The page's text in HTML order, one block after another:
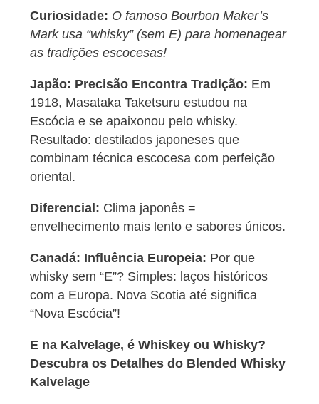
Curiosidade: O famoso Bourbon Maker’s
Mark usa “whisky” (sem E) para homenagear
as tradições escocesas!
Japão: Precisão Encontra Tradição: Em
1918, Masataka Taketsuru estudou na
Escócia e se apaixonou pelo whisky.
Resultado: destilados japoneses que
combinam técnica escocesa com perfeição
oriental.
Diferencial: Clima japonês =
envelhecimento mais lento e sabores únicos.
Canadá: Influência Europeia: Por que
whisky sem “E”? Simples: laços históricos
com a Europa. Nova Scotia até significa
“Nova Escócia”!
E na Kalvelage, é Whiskey ou Whisky?
Descubra os Detalhes do Blended Whisky
Kalvelage